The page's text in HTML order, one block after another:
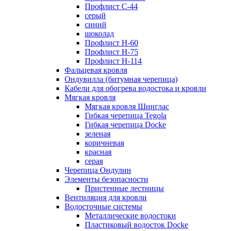
Профлист С-44
серый
синий
шоколад
Профлист Н-60
Профлист Н-75
Профлист H-114
Фальцевая кровля
Ондувилла (битумная черепица)
Кабели для обогрева водостока и кровли
Мягкая кровля
Мягкая кровля Шинглас
Гибкая черепица Tegola
Гибкая черепица Docke
зеленая
коричневая
красная
серая
Черепица Ондулин
Элементы безопасности
Пристенные лестницы
Вентиляция для кровли
Водосточные системы
Металлические водостоки
Пластиковый водосток Docke